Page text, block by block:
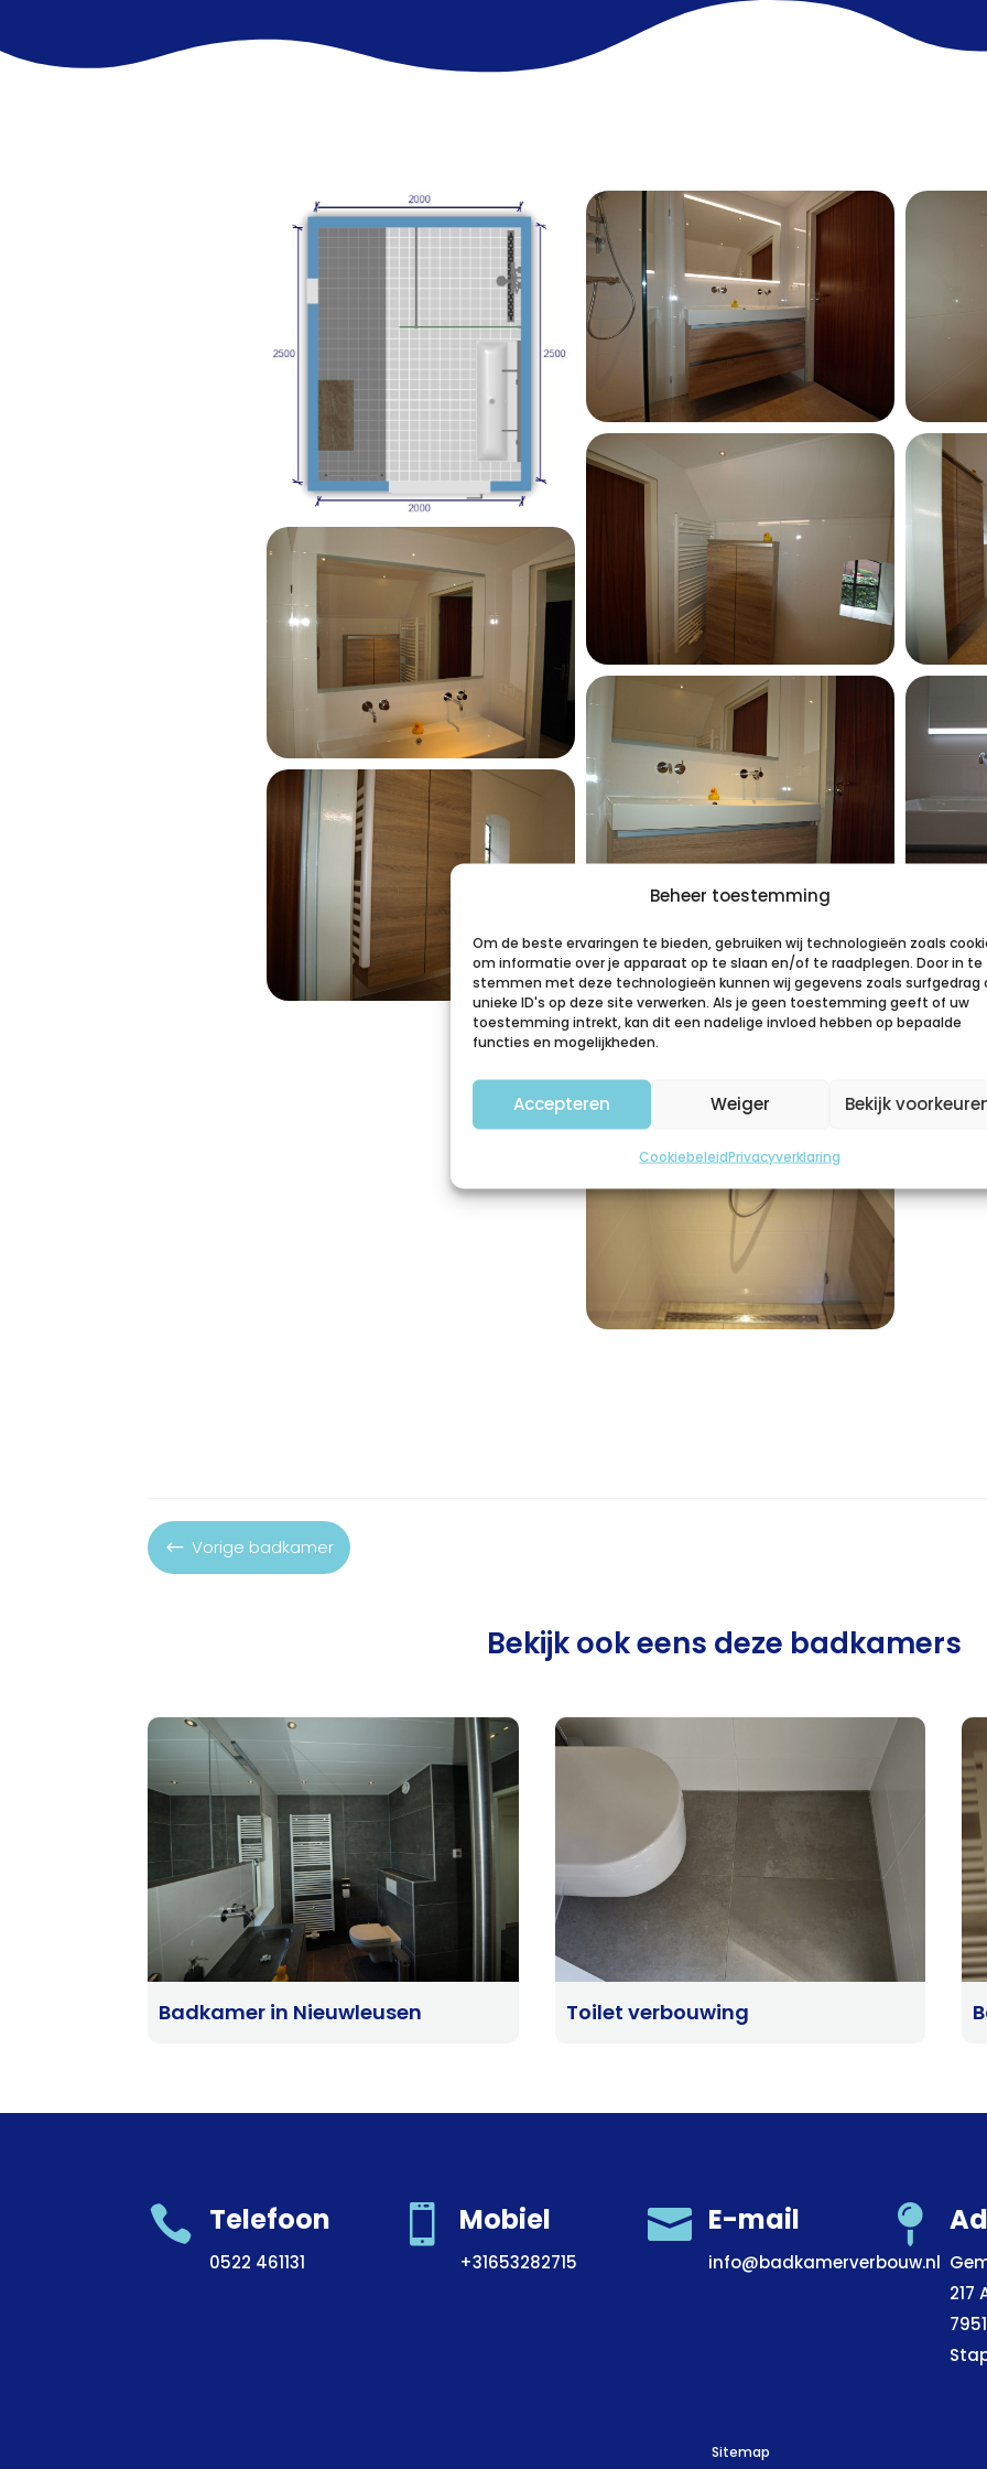
Beheer toestemming
Om de beste ervaringen te bieden, gebruiken wij technologieën zoals
om informatie over je apparaat op te slaan en/of te raadplegen. Door in te
stemmen met deze technologieën kunnen wij gegevens zoals surfgedrag
unieke ID's op deze site verwerken. Als je geen toestemming geeft of uw
toestemming intrekt, kan dit een nadelige invloed hebben op bepaalde
functies en mogelijkheden.
Accepteren Weiger Bekijk
CookiebeleidPrivacyverklaring
# Vorige badkamer
Bekijk ook eens deze badkamers
Badkamer in Nieuwleusen Toilet verbouwing
 Telefoon
0522 461131
 Mobiel
+31653282715
 E-mail
info@badkamerverbouw.nl

217
Sitemap